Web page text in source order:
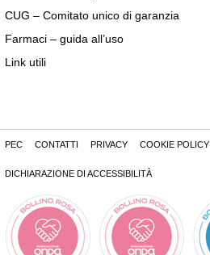
CUG – Comitato unico di garanzia
Farmaci – guida all’uso
Link utili
PEC CONTATTI PRIVACY COOKIE POLICY
DICHIARAZIONE DI ACCESSIBILITÀ